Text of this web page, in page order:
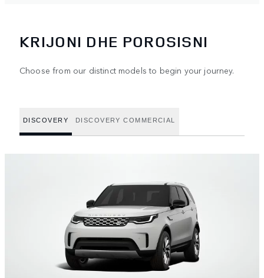
KRIJONI DHE POROSISNI
Choose from our distinct models to begin your journey.
DISCOVERY DISCOVERY COMMERCIAL